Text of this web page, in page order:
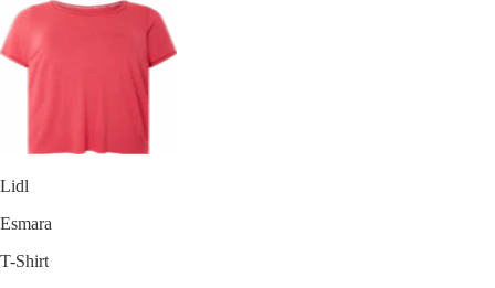
Lidl
Esmara
T-Shirt